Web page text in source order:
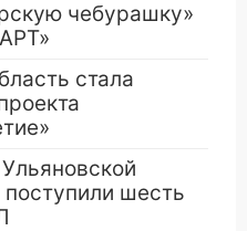
чебурашку»
стала
шесть